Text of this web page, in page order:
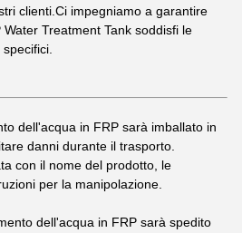
clienti.Ci impegniamo a garantire
Treatment Tank soddisfi le
dell'acqua in FRP sarà imballato in
danni durante il trasporto.
con il nome del prodotto, le
per la manipolazione.
dell'acqua in FRP sarà spedito